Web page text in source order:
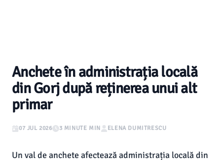
Anchete în administrația locală
din Gorj după reținerea unui alt
primar
07 JUL 2026 3 MINUTE MIN ELENA DUMITRESCU
Un val de anchete afectează administrația locală din